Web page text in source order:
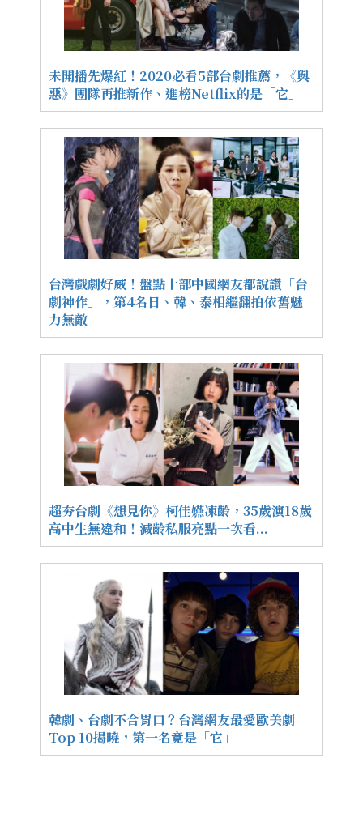
未開播先爆紅！2020必看5部台劇推薦，《與
惡》團隊再推新作、進榜Netflix的是「它」
台灣戲劇好威！盤點十部中國網友都說讚「台
劇神作」，第4名日、韓、泰相繼翻拍依舊魅
力無敵
超夯台劇《想見你》柯佳嬿凍齡，35歲演18歲
高中生無違和！減齡私服亮點一次看...
韓劇、台劇不合胃口？台灣網友最愛歐美劇
Top 10揭曉，第一名竟是「它」